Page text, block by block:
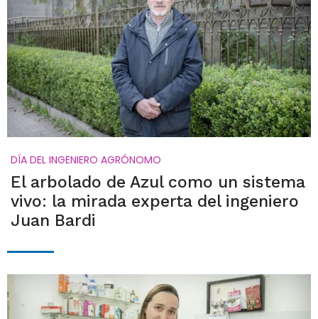
DÍA DEL INGENIERO AGRÓNOMO
El arbolado de Azul como un sistema
vivo: la mirada experta del ingeniero
Juan Bardi